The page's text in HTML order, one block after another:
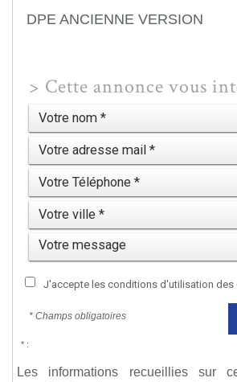
DPE ANCIENNE VERSION
> Cette annonce vous
J'accepte les conditions d'utilisation des
* Champs obligatoires
* :
Les informations recueillies sur